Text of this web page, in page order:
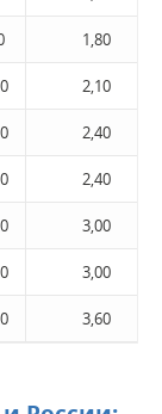
1,80
2,10
2,40
2,40
3,00
3,00
3,60